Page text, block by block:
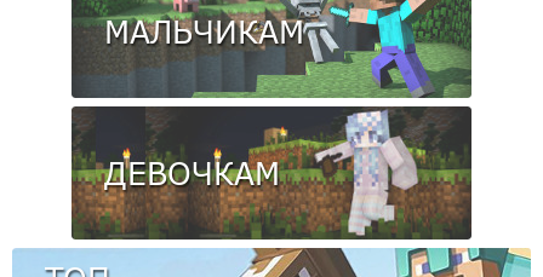
МАЛЬЧИКАМ
ДЕВОЧКАМ